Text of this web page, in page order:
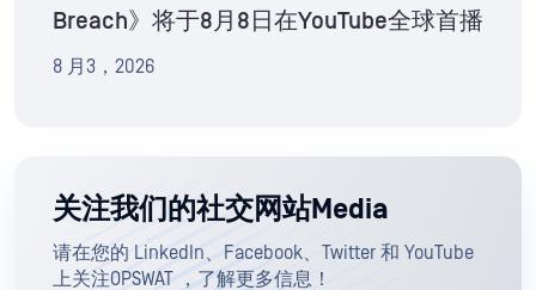
Breach》将于8月8日在YouTube全球首播
8 月3，2026
关注我们的社交网站Media
请在您的 LinkedIn、Facebook、Twitter 和 YouTube
上关注OPSWAT ，了解更多信息！